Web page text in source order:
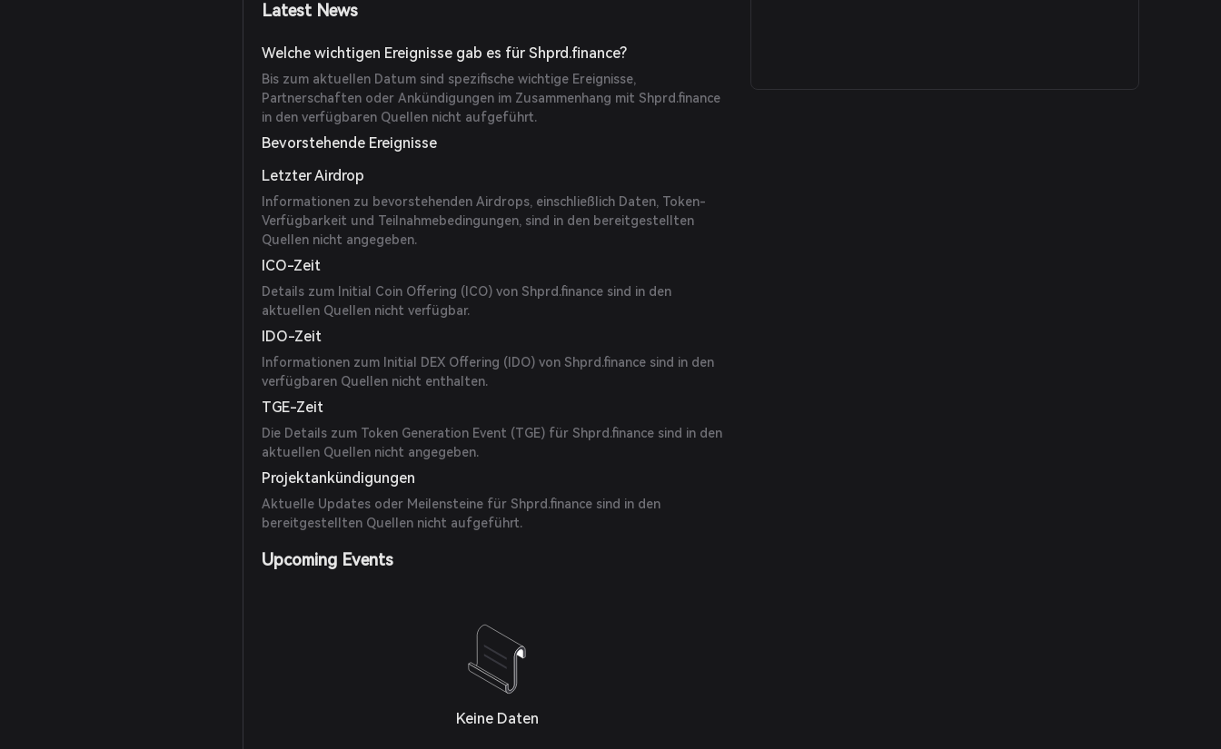
Latest News
Welche wichtigen Ereignisse gab es für Shprd.finance?
Bis zum aktuellen Datum sind spezifische wichtige Ereignisse,
Partnerschaften oder Ankündigungen im Zusammenhang mit Shprd.finance
in den verfügbaren Quellen nicht aufgeführt.
Bevorstehende Ereignisse
Letzter Airdrop
Informationen zu bevorstehenden Airdrops, einschließlich Daten, Token-
Verfügbarkeit und Teilnahmebedingungen, sind in den bereitgestellten
Quellen nicht angegeben.
ICO-Zeit
Details zum Initial Coin Offering (ICO) von Shprd.finance sind in den
aktuellen Quellen nicht verfügbar.
IDO-Zeit
Informationen zum Initial DEX Offering (IDO) von Shprd.finance sind in den
verfügbaren Quellen nicht enthalten.
TGE-Zeit
Die Details zum Token Generation Event (TGE) für Shprd.finance sind in den
aktuellen Quellen nicht angegeben.
Projektankündigungen
Aktuelle Updates oder Meilensteine für Shprd.finance sind in den
bereitgestellten Quellen nicht aufgeführt.
Upcoming Events
Keine Daten